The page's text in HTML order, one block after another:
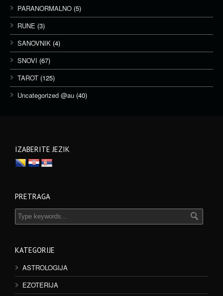
PARANORMALNO (5)
RUNE (3)
SANOVNIK (4)
SNOVI (67)
TAROT (125)
Uncategorized @au (40)
IZABERITE JEZIK
PRETRAGA
KATEGORIJE
ASTROLOGIJA
EZOTERIJA